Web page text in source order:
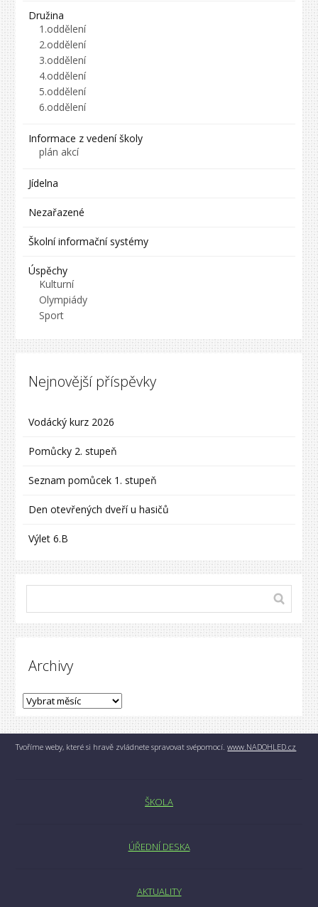
Družina
1.oddělení
2.oddělení
3.oddělení
4.oddělení
5.oddělení
6.oddělení
Informace z vedení školy
plán akcí
Jídelna
Nezařazené
Školní informační systémy
Úspěchy
Kulturní
Olympiády
Sport
Nejnovější příspěvky
Vodácký kurz 2026
Pomůcky 2. stupeň
Seznam pomůcek 1. stupeň
Den otevřených dveří u hasičů
Výlet 6.B
Archivy
Tvoříme weby, které si hravě zvládnete spravovat svépomocí.www.NADOHLED.cz
ŠKOLA
ÚŘEDNÍ DESKA
AKTUALITY